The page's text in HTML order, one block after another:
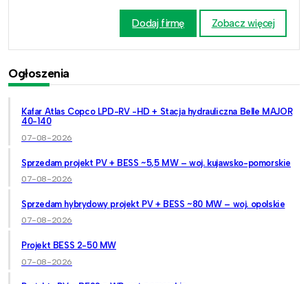
Dodaj firmę Zobacz więcej
Ogłoszenia
Kafar Atlas Copco LPD-RV -HD + Stacja hydrauliczna Belle MAJOR
40-140
07-08-2026
Sprzedam projekt PV + BESS ~5,5 MW – woj. kujawsko-pomorskie
07-08-2026
Sprzedam hybrydowy projekt PV + BESS ~80 MW – woj. opolskie
07-08-2026
Projekt BESS 2-50 MW
07-08-2026